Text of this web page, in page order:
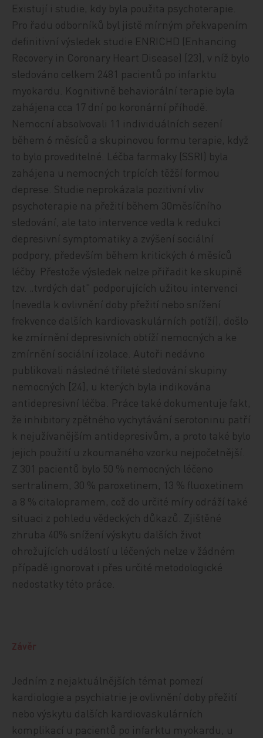
Existují i studie, kdy byla použita psychoterapie.
Pro řadu odborníků byl jistě mírným překvapením
definitivní výsledek studie ENRICHD (Enhancing
Recovery in Coronary Heart Disease) [23], v níž bylo
sledováno celkem 2481 pacientů po infarktu
myokardu. Kognitivně behaviorální terapie byla
zahájena cca 17 dní po koronární příhodě.
Nemocní absolvovali 11 individuálních sezení
během 6 měsíců a skupinovou formu terapie, když
to bylo proveditelné. Léčba farmaky (SSRI) byla
zahájena u nemocných trpících těžší formou
deprese. Studie neprokázala pozitivní vliv
psychoterapie na přežití během 30měsíčního
sledování, ale tato intervence vedla k redukci
depresivní symptomatiky a zvýšení sociální
podpory, především během kritických 6 měsíců
léčby. Přestože výsledek nelze přiřadit ke skupině
tzv. „tvrdých dat" podporujících užitou intervenci
(nevedla k ovlivnění doby přežití nebo snížení
frekvence dalších kardiovaskulárních potíží), došlo
ke zmírnění depresivních obtíží nemocných a ke
zmírnění sociální izolace. Autoři nedávno
publikovali následné tříleté sledování skupiny
nemocných [24], u kterých byla indikována
antidepresivní léčba. Práce také dokumentuje fakt,
že inhibitory zpětného vychytávání serotoninu patří
k nejužívanějším antidepresivům, a proto také bylo
jejich použití u zkoumaného vzorku nejpočetnější.
Z 301 pacientů bylo 50 % nemocných léčeno
sertralinem, 30 % paroxetinem, 13 % fluoxetinem
a 8 % citalopramem, což do určité míry odráží také
situaci z pohledu vědeckých důkazů. Zjištěné
zhruba 40% snížení výskytu dalších život
ohrožujících událostí u léčených nelze v žádném
případě ignorovat i přes určité metodologické
nedostatky této práce.
Závěr
Jedním z nejaktuálnějších témat pomezí
kardiologie a psychiatrie je ovlivnění doby přežití
nebo výskytu dalších kardiovaskulárních
komplikací u pacientů po infarktu myokardu, u